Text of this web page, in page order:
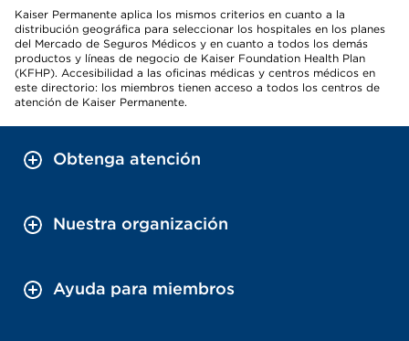
Kaiser Permanente aplica los mismos criterios en cuanto a la
distribución geográfica para seleccionar los hospitales en los planes
del Mercado de Seguros Médicos y en cuanto a todos los demás
productos y líneas de negocio de Kaiser Foundation Health Plan
(KFHP). Accesibilidad a las oficinas médicas y centros médicos en
este directorio: los miembros tienen acceso a todos los centros de
atención de Kaiser Permanente.
Obtenga atención
Nuestra organización
Ayuda para miembros